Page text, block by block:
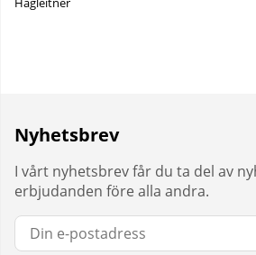
Nyhetsbrev
I vårt nyhetsbrev får du ta del av
erbjudanden före alla andra.
E-post: